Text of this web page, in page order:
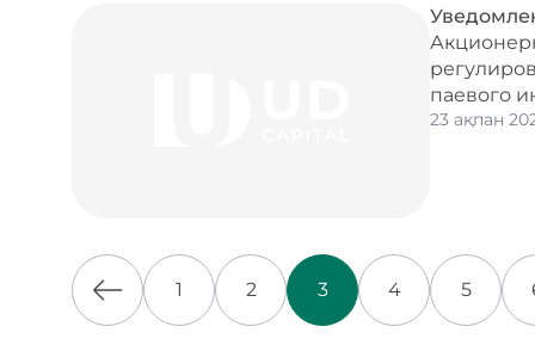
паевого
23 ақпан
1 2 3 4 5